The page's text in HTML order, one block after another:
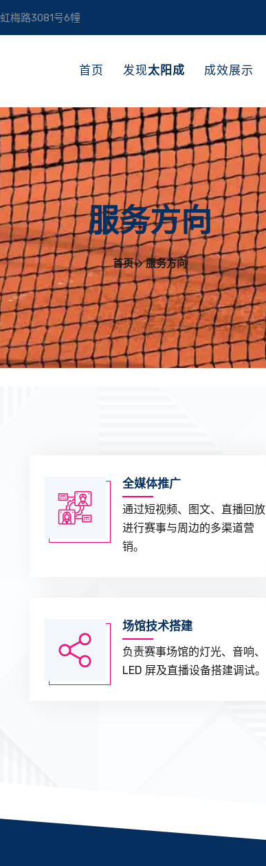
虹梅路3081号6幢
首页 发现太阳成 成效展示
服务方向
首页 服务方向
全媒体推广
通过短视频、图文、直播回放
进行赛事与周边的多渠道营
销。
场馆技术搭建
负责赛事场馆的灯光、音响、
LED 屏及直播设备搭建调试。